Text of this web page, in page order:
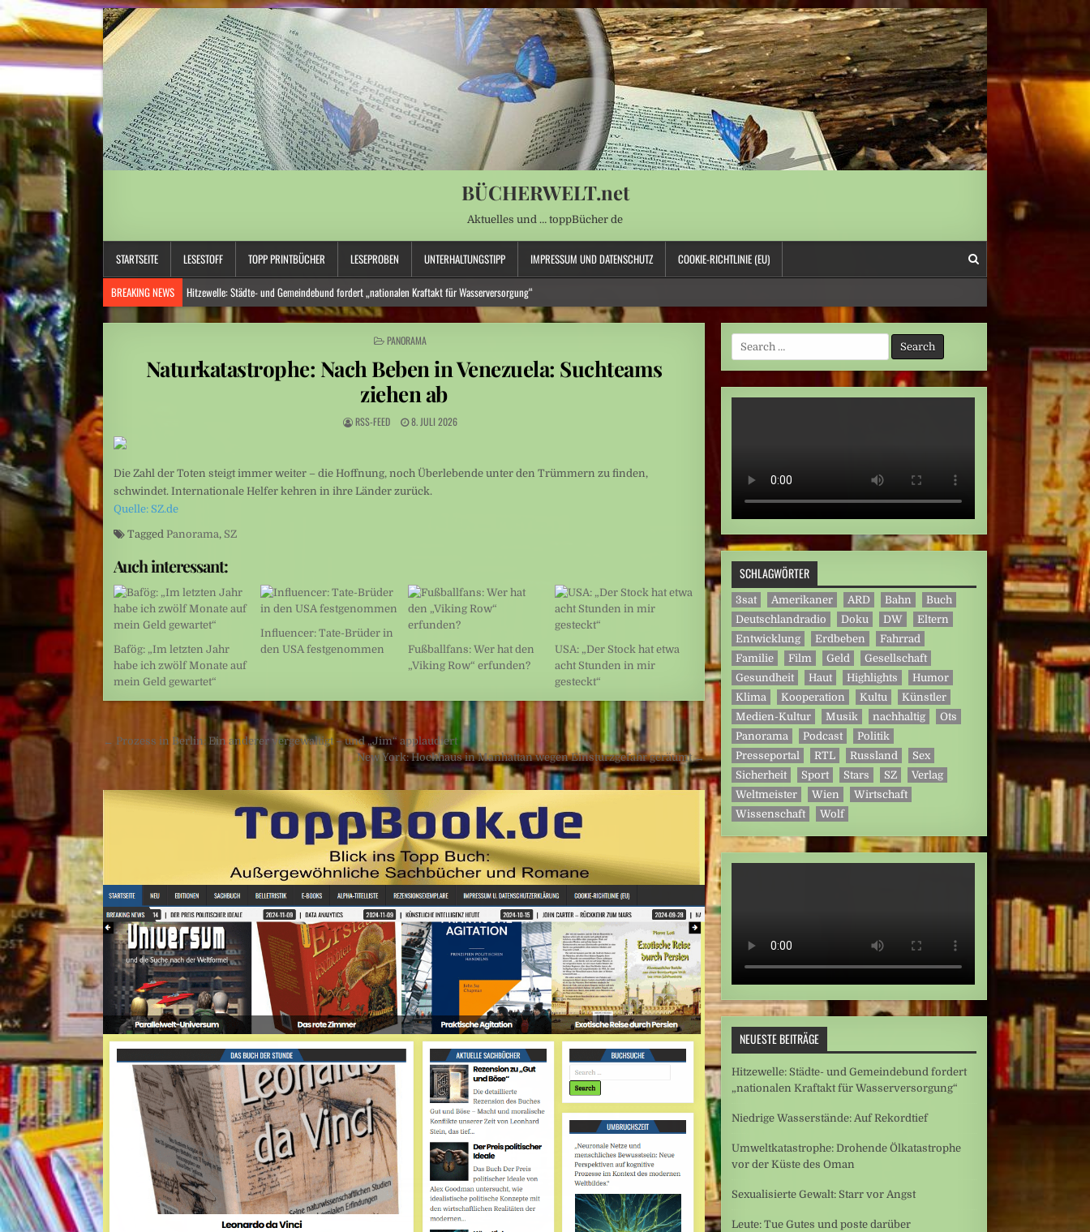
BÜCHERWELT.net
Aktuelles und … toppBücher de
STARTSEITE LESESTOFF TOPP PRINTBÜCHER LESEPROBEN UNTERHALTUNGSTIPP IMPRESSUM UND DATENSCHUTZ COOKIE-RICHTLINIE (EU)
BREAKING NEWS
Hitzewelle: Städte- und Gemeindebund fordert „nationalen Kraftakt für Wasserversorgung“
Niedrige Wasserstände: Auf Rekordtief
Sexualisierte Gewalt: Starr vor Angst
POSTED
PANORAMA
Naturkatastrophe: Nach Beben in Venezuela: Suchteams
ziehen ab
RSS-FEED 8. JULI 2026
Die Zahl der Toten steigt immer weiter – die Hoffnung, noch Überlebende unter den Trümmern zu finden,
schwindet. Internationale Helfer kehren in ihre Länder zurück.
Quelle: SZ.de
Tagged Panorama, SZ
Auch interessant:
Bafög: „Im letzten Jahr
habe ich zwölf Monate auf
mein Geld gewartet“
Influencer: Tate-Brüder in
den USA festgenommen
Fußballfans: Wer hat den
„Viking Row“ erfunden?
USA: „Der Stock hat etwa
acht Stunden in mir
gesteckt“
Beitragsnavigation
← Prozess in Berlin: Ein anderer vergewaltigt – und „Jim“ applaudiert
New York: Hochhaus in Manhattan wegen Einsturzgefahr geräumt →
Search
for:
SCHLAGWÖRTER
3sat Amerikaner ARD Bahn
Buch
Deutschlandradio
Doku DW
Eltern
Entwicklung
Erdbeben
Fahrrad
Familie
Film Geld
Gesellschaft
Gesundheit
Haut Highlights
Humor
Klima
Kooperation Kultu
Künstler
Medien-Kultur
Musik nachhaltig
Ots
Panorama
Podcast
Politik
Presseportal
RTL Russland
Sex
Sicherheit
Sport Stars SZ
Verlag
Weltmeister
Wien
Wirtschaft
Wissenschaft
Wolf
NEUESTE BEITRÄGE
Hitzewelle: Städte- und Gemeindebund fordert
„nationalen Kraftakt für Wasserversorgung“
Niedrige Wasserstände: Auf Rekordtief
Umweltkatastrophe: Drohende Ölkatastrophe
vor der Küste des Oman
Sexualisierte Gewalt: Starr vor Angst
Leute: Tue Gutes und poste darüber